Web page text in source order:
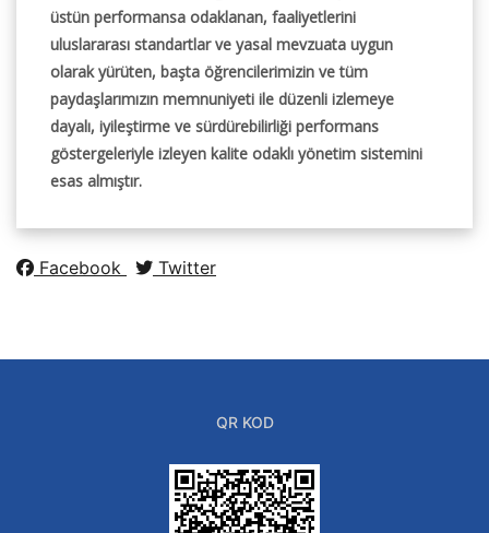
üstün performansa odaklanan, faaliyetlerini
uluslararası standartlar ve yasal mevzuata uygun
olarak yürüten, başta öğrencilerimizin ve tüm
paydaşlarımızın memnuniyeti ile düzenli izlemeye
dayalı, iyileştirme ve sürdürebilirliği performans
göstergeleriyle izleyen kalite odaklı yönetim sistemini
esas almıştır.
Facebook Twitter
QR KOD